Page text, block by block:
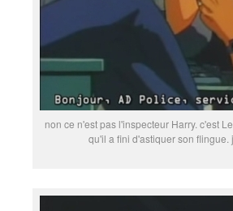
non ce n'est pas l'inspecteur Harry. c'est
qu'il a fini d'astiquer son flingue.